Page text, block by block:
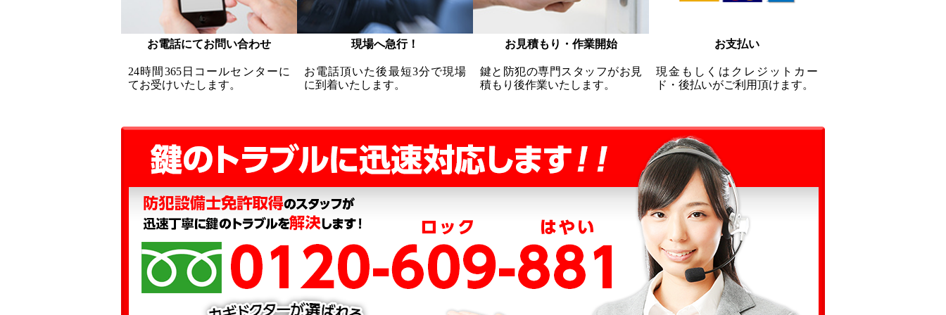
お電話にてお問い合わせ
24時間365日コールセンターに
てお受けいたします。
現場へ急行！
お電話頂いた後最短3分で現場
に到着いたします。
お見積もり・作業開始
鍵と防犯の専門スタッフがお見
積もり後作業いたします。
お支払い
現金もしくはクレジットカー
ド・後払いがご利用頂けます。